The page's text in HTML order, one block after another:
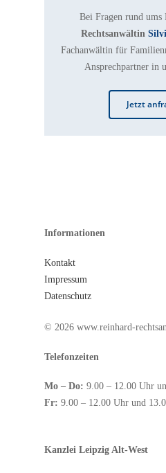
Bei Fragen rund ums
Rechtsanwältin
Fachanwältin für
Ansprechpartner in
Jetzt
Informationen
Kontakt
Impressum
Datenschutz
© 2026 www.reinhard-
Telefonzeiten
Mo – Do: 9.00 – 12.00 Uhr
Fr: 9.00 – 12.00 Uhr und
Kanzlei Leipzig Alt-West